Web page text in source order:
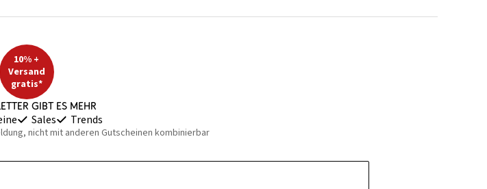
10% +
Versand
gratis*
gibt es mehr
Sales Trends
nicht mit anderen Gutscheinen kombinierbar